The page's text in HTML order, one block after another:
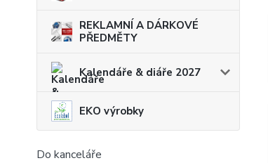
REKLAMNÍ A DÁRKOVÉ
PŘEDMĚTY
Kalendáře & diáře 2027
EKO výrobky
Do kanceláře